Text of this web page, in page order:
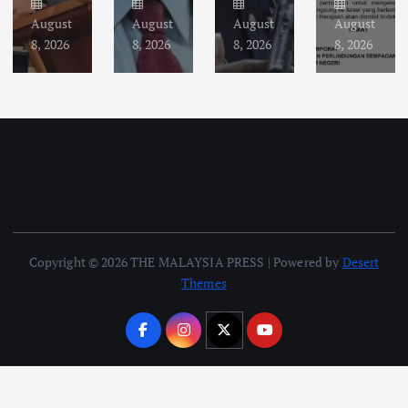
August
8, 2026
August
8, 2026
August
8, 2026
August
8, 2026
Copyright © 2026 THE MALAYSIA PRESS | Powered by Desert
Themes